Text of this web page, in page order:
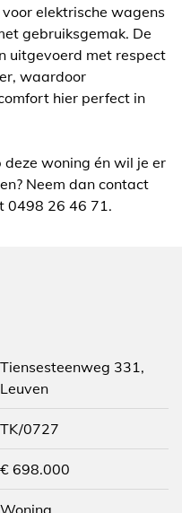
elektrische wagens
gebruiksgemak. De
uitgevoerd met respect
waardoor
hier perfect in
woning én wil je er
Neem dan contact
0498 26 46 71.
Tiensesteenweg 331,
Leuven
TK/0727
€ 698.000
Woning